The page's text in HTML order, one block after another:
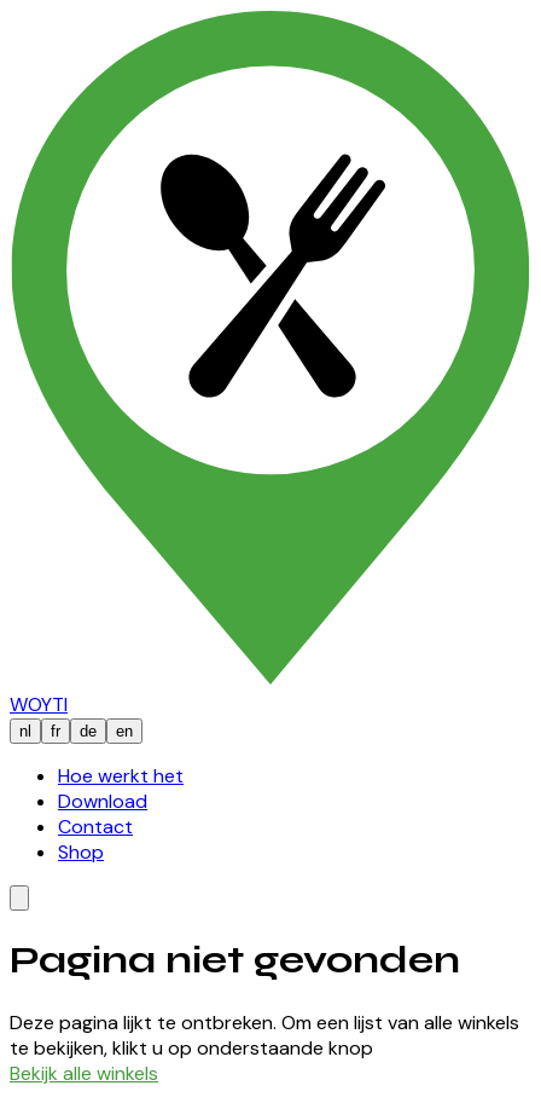
WOYTI
nl fr de en
Hoe werkt het
Download
Contact
Shop
Pagina niet gevonden
Deze pagina lijkt te ontbreken. Om een lijst van alle winkels
te bekijken, klikt u op onderstaande knop
Bekijk alle winkels